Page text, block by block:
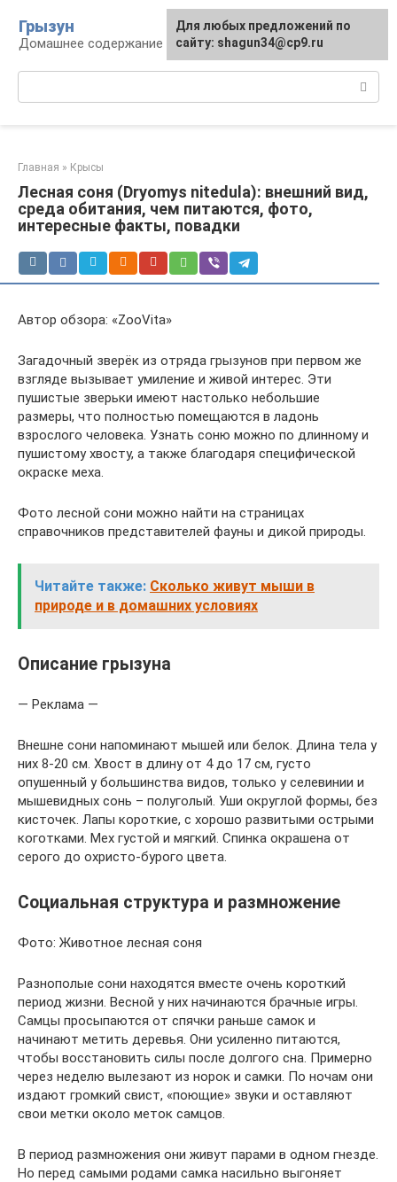
контенту
Грызун
Домашнее содержание грызунов
Главная » Крысы
Лесная соня (Dryomys nitedula): внешний вид,
среда обитания, чем питаются, фото,
интересные факты, повадки
Автор обзора: «ZooVita»
Загадочный зверёк из отряда грызунов при первом же
взгляде вызывает умиление и живой интерес. Эти
пушистые зверьки имеют настолько небольшие
размеры, что полностью помещаются в ладонь
взрослого человека. Узнать соню можно по длинному и
пушистому хвосту, а также благодаря специфической
окраске меха.
Фото лесной сони можно найти на страницах
справочников представителей фауны и дикой природы.
Читайте также: Сколько живут мыши в
природе и в домашних условиях
Описание грызуна
— Реклама —
Внешне сони напоминают мышей или белок. Длина тела у
них 8-20 см. Хвост в длину от 4 до 17 см, густо
опушенный у большинства видов, только у селевинии и
мышевидных сонь – полуголый. Уши округлой формы, без
кисточек. Лапы короткие, с хорошо развитыми острыми
коготками. Мех густой и мягкий. Спинка окрашена от
серого до охристо-бурого цвета.
Социальная структура и размножение
Фото: Животное лесная соня
Разнополые сони находятся вместе очень короткий
период жизни. Весной у них начинаются брачные игры.
Самцы просыпаются от спячки раньше самок и
начинают метить деревья. Они усиленно питаются,
чтобы восстановить силы после долгого сна. Примерно
через неделю вылезают из норок и самки. По ночам они
издают громкий свист, «поющие» звуки и оставляют
свои метки около меток самцов.
В период размножения они живут парами в одном гнезде.
Но перед самыми родами самка насильно выгоняет
Для любых предложений по
сайту: shagun34@cp9.ru